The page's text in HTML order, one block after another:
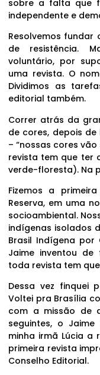
sobre a falta que
independente e
Resolvemos fundar
de resistência.
voluntário, por
uma revista. O
Dividimos as
editorial também.
Correr atrás da
de cores, depois
– “nossas cores
revista tem que ter
verde-floresta). Na
Fizemos a
Reserva, em uma
socioambiental.
indígenas isolados
Brasil Indígena por
Jaime inventou de
toda revista tem
Dessa vez finquei
Voltei pra Brasília
com a missão de
seguintes, o
minha irmã Lúcia a
primeira revista
Conselho Editorial.